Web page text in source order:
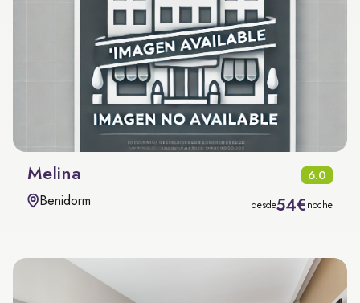
Melina 6.0
Benidorm desde54€noche